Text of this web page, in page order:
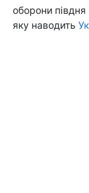
оборони
яку наводить